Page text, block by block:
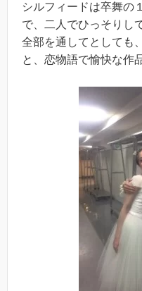
シルフィードは卒舞の
で、二人でひっそりし
全部を通してとしても
と、恋物語で愉快な作